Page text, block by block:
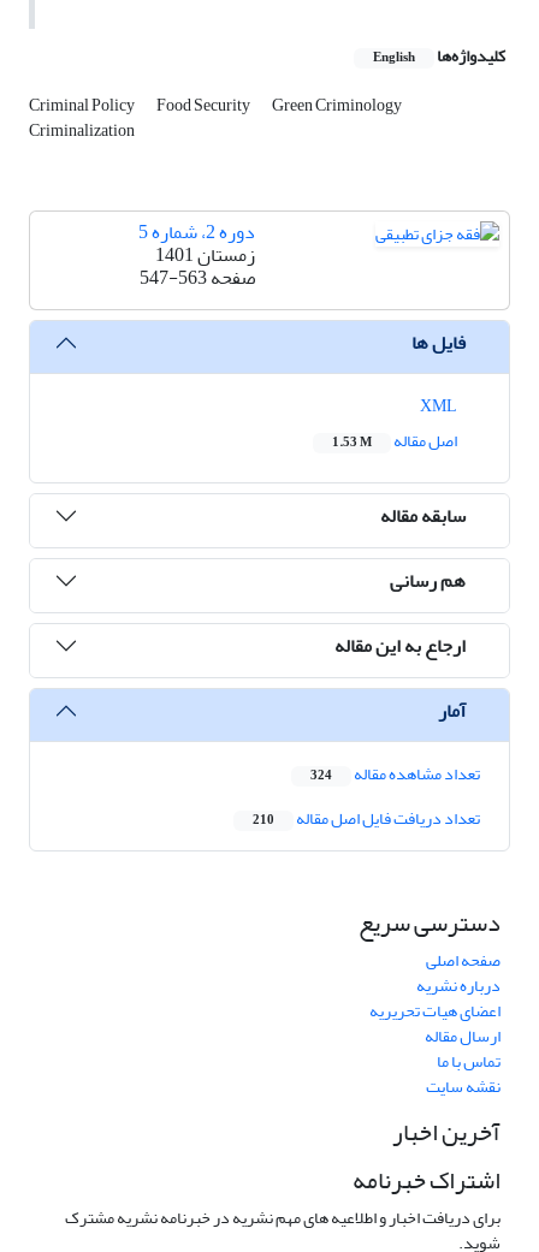
کلیدواژه‌ها English
Criminal Policy Food Security Green Criminology
Criminalization
دوره 2، شماره 5
زمستان 1401
صفحه547-563
فایل ها
اصل مقاله
1.53 M
سابقه مقاله
هم رسانی
ارجاع به این مقاله
آمار
تعداد مشاهده مقاله 324
تعداد دریافت فایل اصل مقاله 210
دسترسی سریع
صفحه اصلی
درباره نشریه
اعضای هیات تحریریه
ارسال مقاله
تماس با ما
نقشه سایت
آخرین اخبار
اشتراک خبرنامه
برای دریافت اخبار و اطلاعیه های مهم نشریه در خبرنامه نشریه مشترک
شوید.